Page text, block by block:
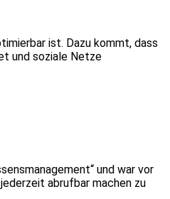
ist. Dazu kommt, dass
und soziale Netze
und war vor
abrufbar machen zu